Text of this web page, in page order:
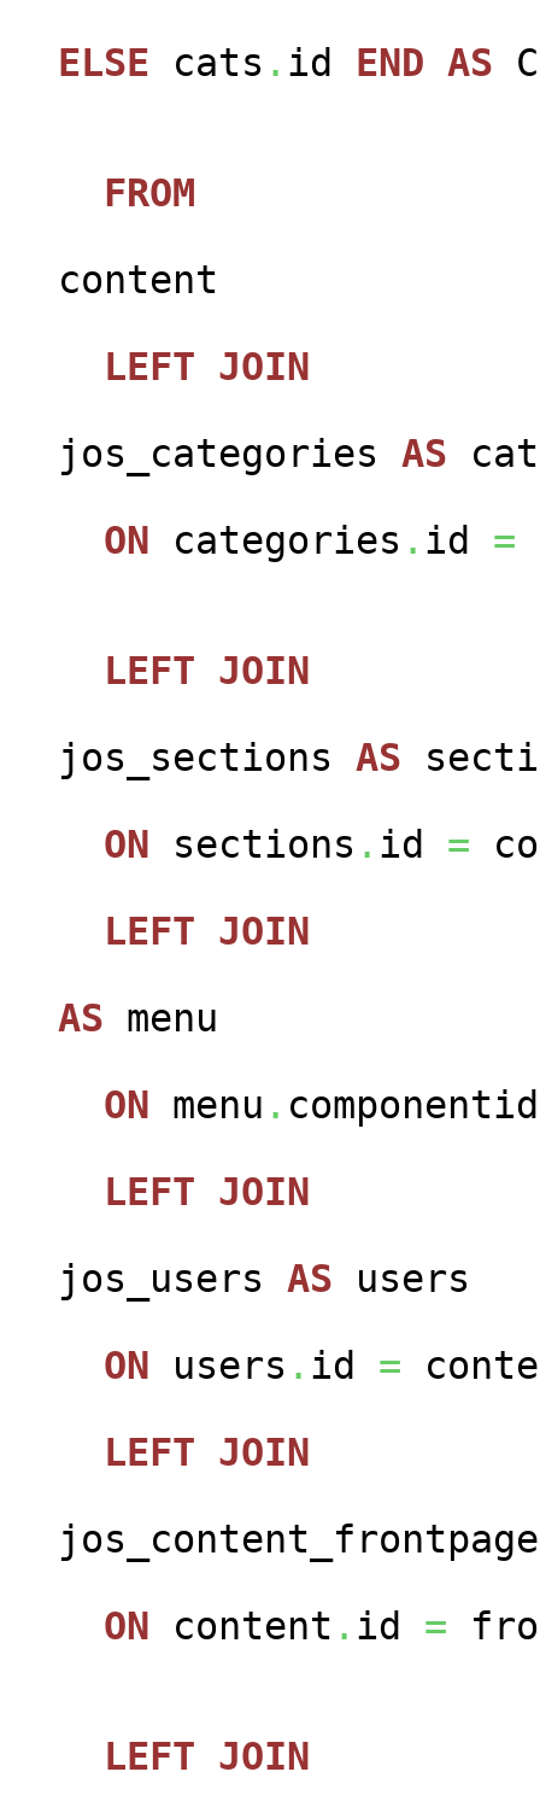
ELSE cats . id END AS
FROM
content
LEFT JOIN
jos_categories AS
ON categories . id =
LEFT JOIN
jos_sections AS
ON sections . id =
LEFT JOIN
AS menu
ON menu .
LEFT JOIN
jos_users AS users
ON users . id =
LEFT JOIN
ON content . id =
LEFT JOIN